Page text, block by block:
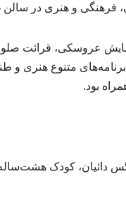
فرهنگی و هنری در
عروسکی، قرائت
متنوع هنری
بود.